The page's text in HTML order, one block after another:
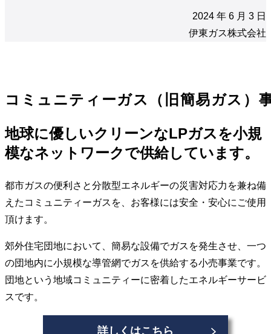
2024 年 6 月 3 日
伊東ガス株式会社
コミュニティーガス（旧簡易ガス）
地球に優しいクリーンなLPガスを小規
模なネットワークで供給しています。
都市ガスの便利さと分散型エネルギーの災害対応力を兼ね備
えたコミュニティーガスを、お客様には安全・安心にご使用
頂けます。
郊外住宅団地において、簡易な設備でガスを発生させ、一つ
の団地内に小規模な導管網でガスを供給する小売事業です。
団地という地域コミュニティーに密着したエネルギーサービ
スです。
詳しくはこちら